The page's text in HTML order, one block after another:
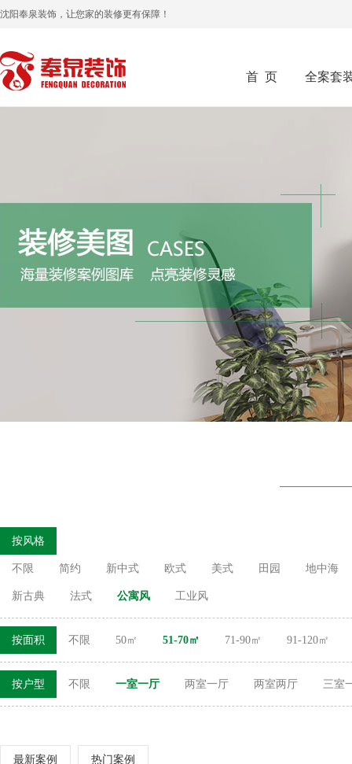
沈阳奉泉装饰，让您家的装修更有保障！
首 页 全案套
按风格
不限 简约 新中式 欧式 美式 田园 地中海
新古典 法式 公寓风 工业风
按面积 不限 50㎡ 51-70㎡ 71-90㎡ 91-120㎡
按户型 不限 一室一厅 两室一厅 两室两厅 三室
最新案例 热门案例